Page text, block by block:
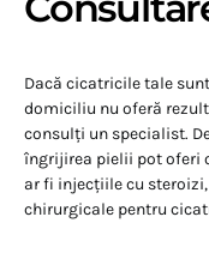
Dacă cicatricile tale
domiciliu nu oferă
consulți un specialist.
îngrijirea pielii pot oferi
ar fi injecțiile cu
chirurgicale pentru